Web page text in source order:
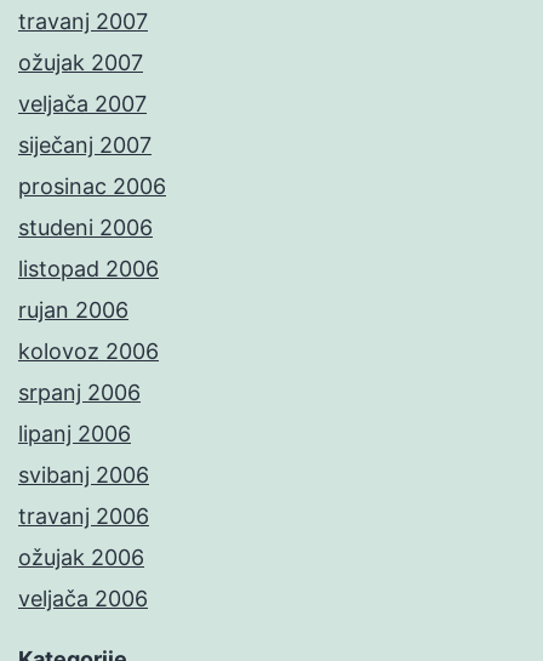
travanj 2007
ožujak 2007
veljača 2007
siječanj 2007
prosinac 2006
studeni 2006
listopad 2006
rujan 2006
kolovoz 2006
srpanj 2006
lipanj 2006
svibanj 2006
travanj 2006
ožujak 2006
veljača 2006